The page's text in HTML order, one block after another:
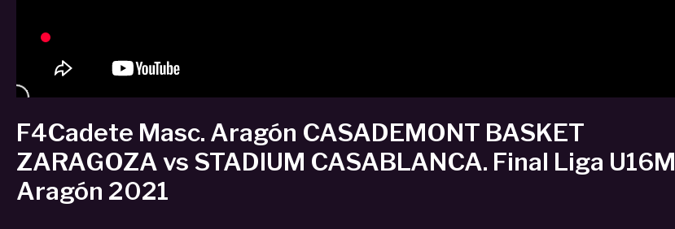
F4Cadete Masc. Aragón CASADEMONT BASKET
ZARAGOZA vs STADIUM CASABLANCA. Final Liga U16M
Aragón 2021